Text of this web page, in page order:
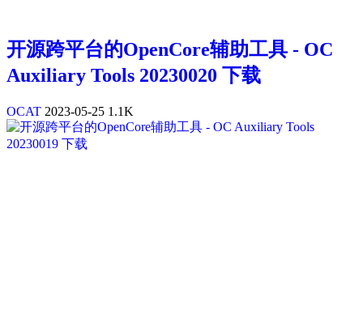
开源跨平台的OpenCore辅助工具 - OC
Auxiliary Tools 20230020 下载
OCAT 2023-05-25 1.1K